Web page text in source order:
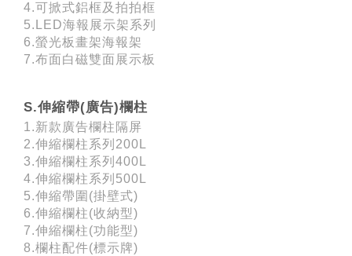
4.可掀式鋁框及拍拍框
5.LED海報展示架系列
6.螢光板畫架海報架
7.布面白磁雙面展示板
S.伸縮帶(廣告)欄柱
1.新款廣告欄柱隔屏
2.伸縮欄柱系列200L
3.伸縮欄柱系列400L
4.伸縮欄柱系列500L
5.伸縮帶圍(掛壁式)
6.伸縮欄柱(收納型)
7.伸縮欄柱(功能型)
8.欄柱配件(標示牌)